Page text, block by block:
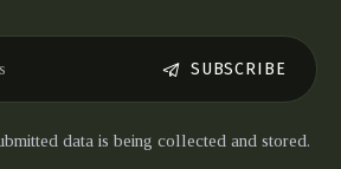
SUBSCRIBE
data is being collected and stored.